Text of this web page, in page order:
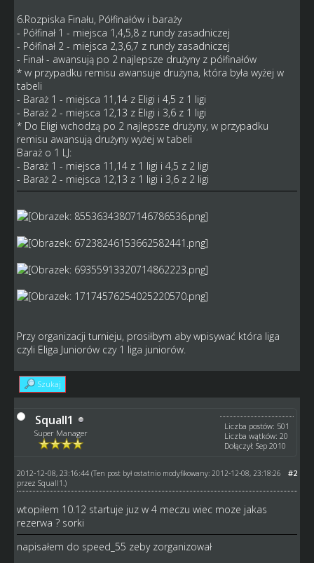
6.Rozpiska Finału, Półfinałów i baraży
- Półfinał 1 - miejsca 1,4,5,8 z rundy zasadniczej
- Półfinał 2 - miejsca 2,3,6,7 z rundy zasadniczej
- Finał - awansują po 2 najlepsze drużyny z półfinałów
* w przypadku remisu awansuje drużyna, która była wyżej w
tabeli
- Baraż 1 - miejsca 11,14 z Eligi i 4,5 z 1 ligi
- Baraż 2 - miejsca 12,13 z Eligi i 3,6 z 1 ligi
* Do Eligi wchodzą po 2 najlepsze drużyny, w przypadku
remisu awansują drużyny wyżej w tabeli
Baraż o 1 LJ:
- Baraż 1 - miejsca 11,14 z 1 ligi i 4,5 z 2 ligi
- Baraż 2 - miejsca 12,13 z 1 ligi i 3,6 z 2 ligi
Przy organizacji turnieju, prosiłbym aby wpisywać która liga
czyli Eliga Juniorów czy 1 liga juniorów.
Szukaj
Squall1
Super Manager
Liczba postów: 501
Liczba wątków: 20
Dołączył: Sep 2010
#2
2012-12-08, 23:16:44 (Ten post był ostatnio modyfikowany: 2012-12-08, 23:18:26
przez Squall1 .)
wtopiłem 10.12 startuje juz w 4 meczu wiec moze jakas
rezerwa ? sorki
napisałem do speed_55 zeby zorganizował